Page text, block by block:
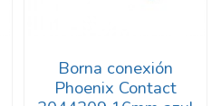
Borna conexión
Phoenix Contact